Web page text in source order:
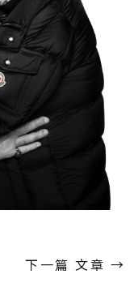
下一篇 文章 →